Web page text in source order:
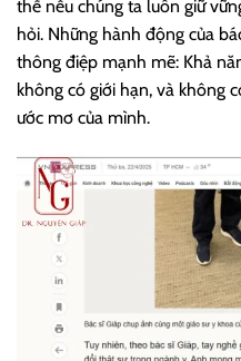
thể nếu chúng ta luôn giữ
hỏi. Những hành động của
thông điệp mạnh mẽ: Khả
không có giới hạn, và không
ước mơ của mình.